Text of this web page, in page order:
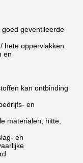
geventileerde
hete oppervlakken.
en
kan ontbinding
en
materialen, hitte,
en